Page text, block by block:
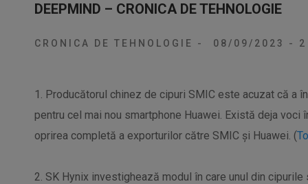
DEEPMIND – CRONICA DE TEHNOLOGIE
CRONICA DE TEHNOLOGIE - 08/09/2023 -
1. Producătorul chinez de cipuri SMIC este acuzat că a
pentru cel mai nou smartphone Huawei. Există deja voci
oprirea completă a exporturilor către SMIC și Huawei. (
2. SK Hynix investighează modul în care unul din